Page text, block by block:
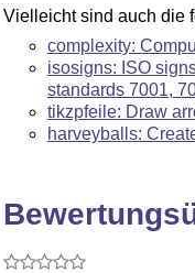
Vielleicht sind auch die
complexity:
isosigns: ISO
standards 7001,
tikzpfeile: Draw
harveyballs: